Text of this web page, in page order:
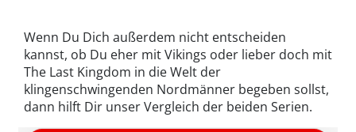
Wenn Du Dich außerdem nicht entscheiden
kannst, ob Du eher mit Vikings oder lieber doch mit
The Last Kingdom in die Welt der
klingenschwingenden Nordmänner begeben sollst,
dann hilft Dir unser Vergleich der beiden Serien.